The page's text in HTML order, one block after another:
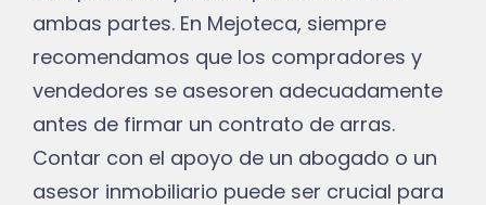
ambas partes. En Mejoteca, siempre
recomendamos que los compradores y
vendedores se asesoren adecuadamente
antes de firmar un contrato de arras.
Contar con el apoyo de un abogado o un
asesor inmobiliario puede ser crucial para